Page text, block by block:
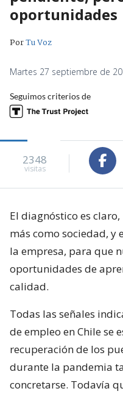
oportunidades
PorTu Voz
Martes 27 septiembre de
Seguimos criterios de
2348
visitas
El diagnóstico es
más como sociedad, y
la empresa, para que
oportunidades de
calidad.
Todas las señales
de empleo en Chile se
recuperación de los
durante la pandemia
concretarse. Todavía